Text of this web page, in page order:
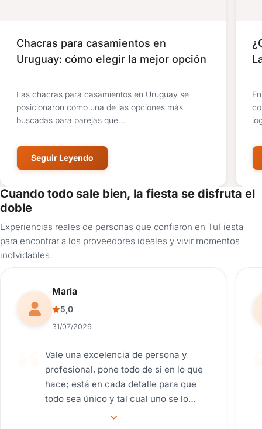
Chacras para casamientos en
Uruguay: cómo elegir la mejor opción
Las chacras para casamientos en Uruguay se
posicionaron como una de las opciones más
buscadas para parejas que...
Seguir Leyendo
Cuando todo sale bien, la fiesta se disfruta el
doble
Experiencias reales de personas que confiaron en TuFiesta
para encontrar a los proveedores ideales y vivir momentos
inolvidables.
Reseña de usuario.
Maria
5,0
31/07/2026
Vale una excelencia de persona y
profesional, pone todo de si en lo que
hace; está en cada detalle para que
todo sea único y tal cual uno se lo
imagina. Plasma tus ideas y las